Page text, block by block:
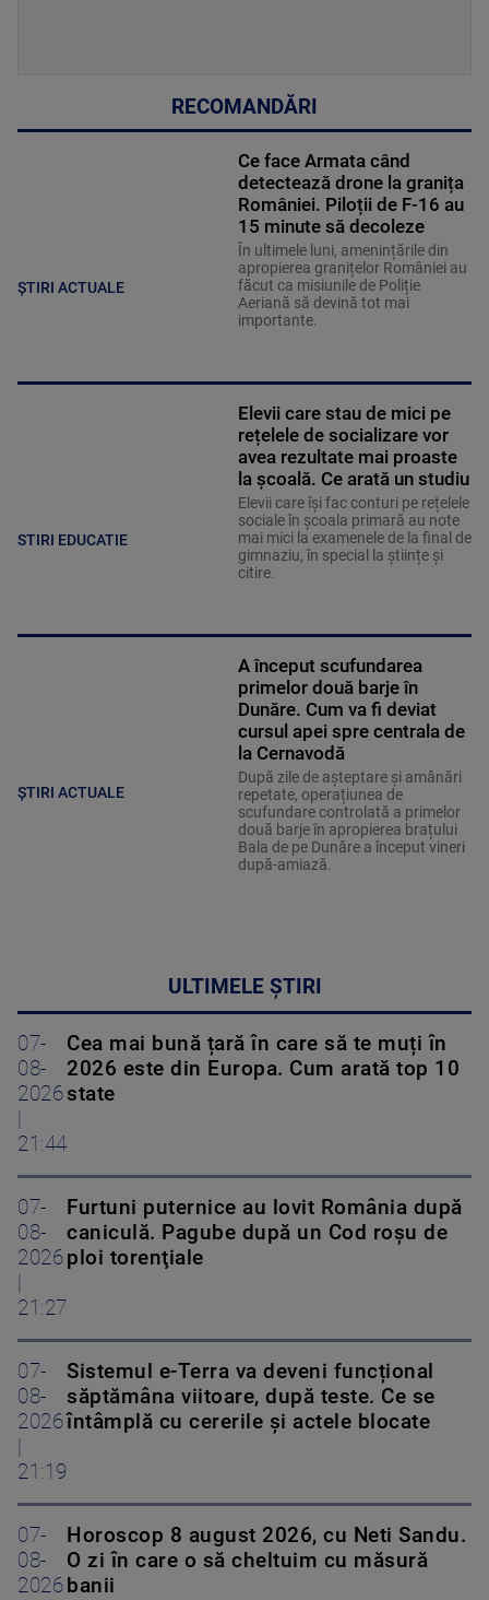
RECOMANDĂRI
ȘTIRI ACTUALE
Ce face Armata când
detectează drone la granița
României. Piloții de F-16 au
15 minute să decoleze
În ultimele luni, amenințările din
apropierea granițelor României au
făcut ca misiunile de Poliție
Aeriană să devină tot mai
importante.
STIRI EDUCATIE
Elevii care stau de mici pe
rețelele de socializare vor
avea rezultate mai proaste
la școală. Ce arată un studiu
Elevii care îşi fac conturi pe rețelele
sociale în școala primară au note
mai mici la examenele de la final de
gimnaziu, în special la științe și
citire.
ȘTIRI ACTUALE
A început scufundarea
primelor două barje în
Dunăre. Cum va fi deviat
cursul apei spre centrala de
la Cernavodă
După zile de așteptare și amânări
repetate, operațiunea de
scufundare controlată a primelor
două barje în apropierea brațului
Bala de pe Dunăre a început vineri
după-amiază.
ULTIMELE ȘTIRI
07-
08-
2026
21:44
Cea mai bună țară în care să te muți în
2026 este din Europa. Cum arată top 10
state
07-
08-
2026
21:27
Furtuni puternice au lovit România după
caniculă. Pagube după un Cod roşu de
ploi torenţiale
07-
08-
2026
21:19
Sistemul e-Terra va deveni funcțional
săptămâna viitoare, după teste. Ce se
întâmplă cu cererile și actele blocate
07-
08-
2026
Horoscop 8 august 2026, cu Neti Sandu.
O zi în care o să cheltuim cu măsură
banii